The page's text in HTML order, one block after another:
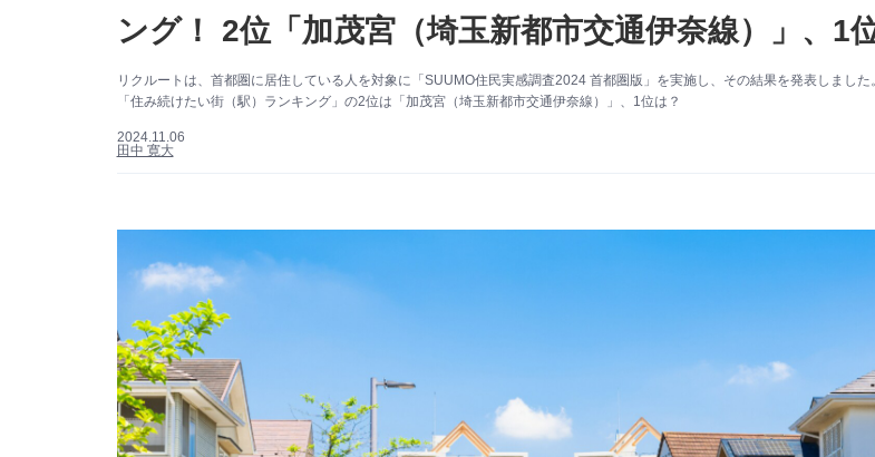
ング！ 2位「加茂宮（埼玉新都市交通伊奈線）」、1
リクルートは、首都圏に居住している人を対象に「SUUMO住民実感調査2024 首都圏版」を実施し、その結果を発表しました
「住み続けたい街（駅）ランキング」の2位は「加茂宮（埼玉新都市交通伊奈線）」、1位は？
2024.11.06
田中 寛大